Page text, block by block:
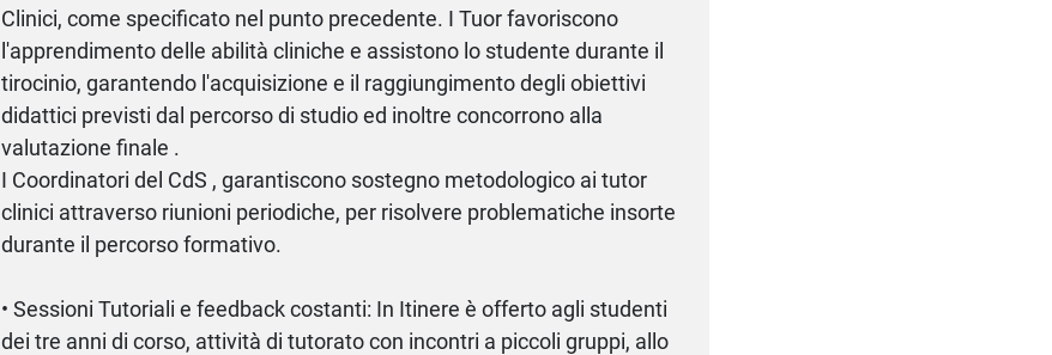
Clinici, come specificato nel punto precedente. I Tuor favoriscono
l'apprendimento delle abilità cliniche e assistono lo studente durante il
tirocinio, garantendo l'acquisizione e il raggiungimento degli obiettivi
didattici previsti dal percorso di studio ed inoltre concorrono alla
valutazione finale .
I Coordinatori del CdS , garantiscono sostegno metodologico ai tutor
clinici attraverso riunioni periodiche, per risolvere problematiche insorte
durante il percorso formativo.
• Sessioni Tutoriali e feedback costanti: In Itinere è offerto agli studenti
dei tre anni di corso, attività di tutorato con incontri a piccoli gruppi, allo